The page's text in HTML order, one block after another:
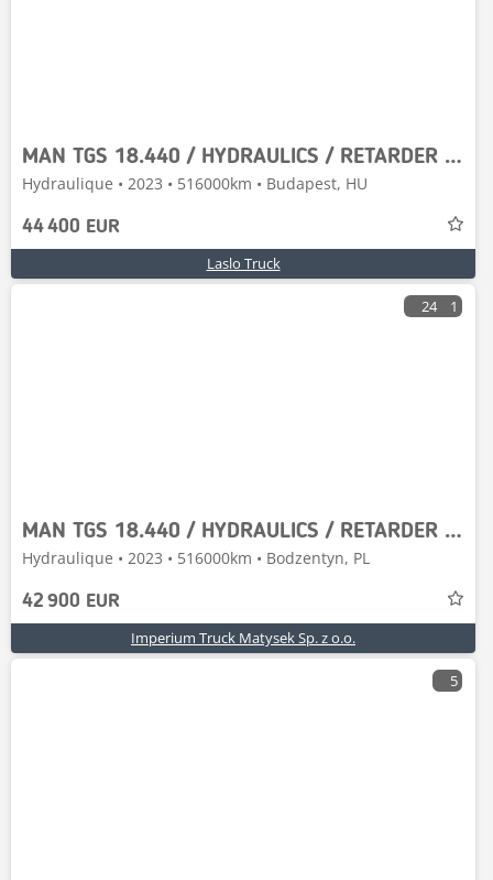
MAN TGS 18.440 / HYDRAULICS / RETARDER / ALLOY WHEELS
Hydraulique • 2023 • 516000km • Budapest, HU
44 400 EUR
Laslo Truck
24 1
MAN TGS 18.440 / HYDRAULICS / RETARDER / ALLOY WHEELS
Hydraulique • 2023 • 516000km • Bodzentyn, PL
42 900 EUR
Imperium Truck Matysek Sp. z o.o.
5